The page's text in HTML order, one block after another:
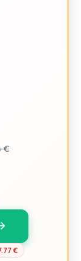
€
€